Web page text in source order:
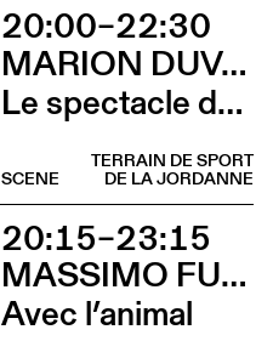
20:00–22:30
MARION DUVAL - CIE CHRIS CADILLAC
Le spectacle de merde
TERRAIN DE SPORT
DE LA JORDANNE
SCENE
20:15–23:15
MASSIMO FURLAN ET CLAIRE DE RIBAUPIERRE
Avec l’animal